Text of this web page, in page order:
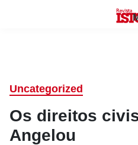
Uncategorized
Os direitos
Angelou